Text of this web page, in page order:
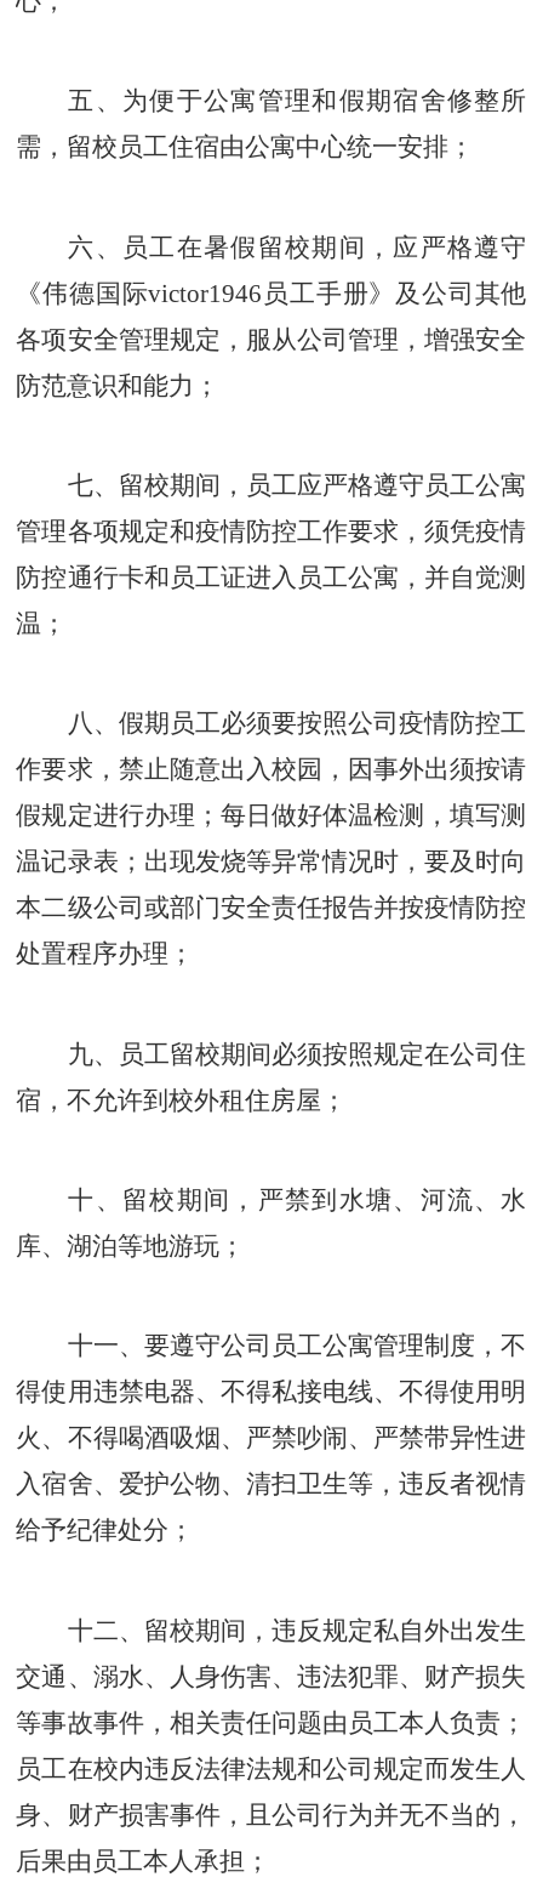
五、为便于公寓管理和假期宿舍修整所
需，留校员工住宿由公寓中心统一安排；
六、员工在暑假留校期间，应严格遵守
《伟德国际victor1946员工手册》及公司其他
各项安全管理规定，服从公司管理，增强安全
防范意识和能力；
七、留校期间，员工应严格遵守员工公寓
管理各项规定和疫情防控工作要求，须凭疫情
防控通行卡和员工证进入员工公寓，并自觉测
温；
八、假期员工必须要按照公司疫情防控工
作要求，禁止随意出入校园，因事外出须按请
假规定进行办理；每日做好体温检测，填写测
温记录表；出现发烧等异常情况时，要及时向
本二级公司或部门安全责任报告并按疫情防控
处置程序办理；
九、员工留校期间必须按照规定在公司住
宿，不允许到校外租住房屋；
十、留校期间，严禁到水塘、河流、水
库、湖泊等地游玩；
十一、要遵守公司员工公寓管理制度，不
得使用违禁电器、不得私接电线、不得使用明
火、不得喝酒吸烟、严禁吵闹、严禁带异性进
入宿舍、爱护公物、清扫卫生等，违反者视情
给予纪律处分；
十二、留校期间，违反规定私自外出发生
交通、溺水、人身伤害、违法犯罪、财产损失
等事故事件，相关责任问题由员工本人负责；
员工在校内违反法律法规和公司规定而发生人
身、财产损害事件，且公司行为并无不当的，
后果由员工本人承担；